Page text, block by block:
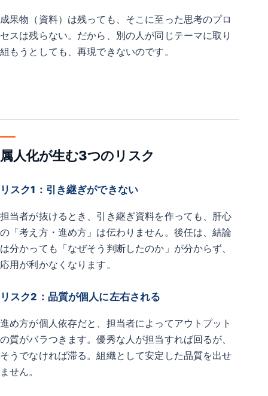
成果物（資料）は残っても、そこに至った思考のプロ
セスは残らない。だから、別の人が同じテーマに取り
組もうとしても、再現できないのです。
属人化が生む3つのリスク
リスク1：引き継ぎができない
担当者が抜けるとき、引き継ぎ資料を作っても、肝心
の「考え方・進め方」は伝わりません。後任は、結論
は分かっても「なぜそう判断したのか」が分からず、
応用が利かなくなります。
リスク2：品質が個人に左右される
進め方が個人依存だと、担当者によってアウトプット
の質がバラつきます。優秀な人が担当すれば回るが、
そうでなければ滞る。組織として安定した品質を出せ
ません。